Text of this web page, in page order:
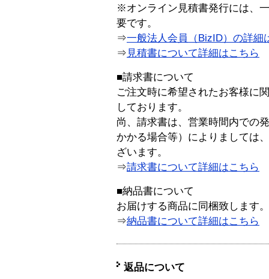
※オンライン見積書発行には、
要です。
⇒一般法人会員（BizID）の詳細
⇒ 見積書について詳細はこちら
■請求書について
ご注文時に希望されたお客様に
しております。
尚、請求書は、営業時間内での
かかる場合等）によりましては
ざいます。
⇒請求書について詳細はこちら
■納品書について
お届けする商品に同梱致します。
⇒納品書について詳細はこちら
返品について